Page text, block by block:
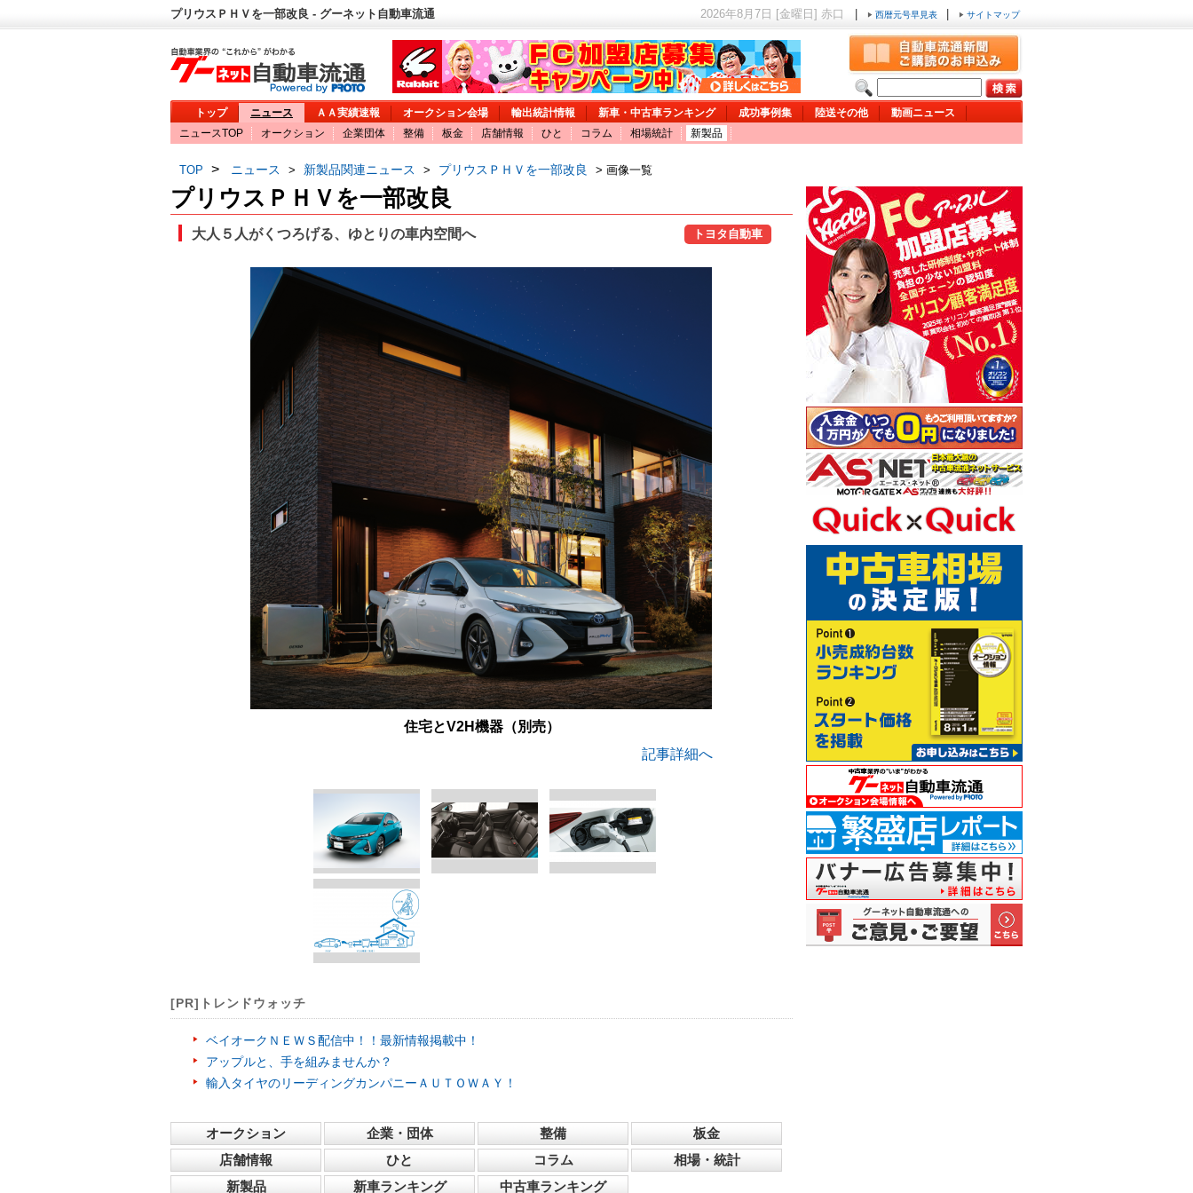
プリウスＰＨＶを一部改良 - グーネット自動車流通 2026年8月7日 [金曜日] 赤口 西暦元号早見表 サイトマップ
トップ ニュース ＡＡ実績速報 オークション会場 輸出統計情報 新車・中古車ランキング 成功事例集 陸送その他
動画ニュース
ニュースTOP
オークション 企業団体 整備 板金 店舗情報 ひと コラム 相場統計 新製品
TOP > ニュース > 新製品関連ニュース > プリウスＰＨＶを一部改良 > 画像一覧
プリウスＰＨＶを一部改良
大人５人がくつろげる、ゆとりの車内空間へ トヨタ自動車
住宅とV2H機器（別売）
記事詳細へ
[PR]トレンドウォッチ
ベイオークＮＥＷＳ配信中！！最新情報掲載中！
アップルと、手を組みませんか？
輸入タイヤのリーディングカンパニーＡＵＴＯＷＡＹ！
オークション 企業・団体 整備
板金
店舗情報
ひと コラム
相場・統計
新製品
新車ランキング 中古車ランキング